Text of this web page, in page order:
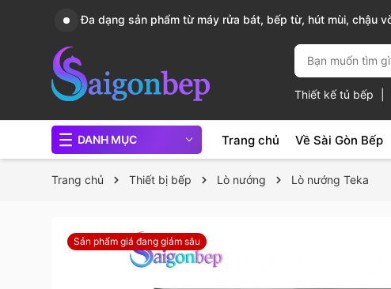
Sài Gòn Bếp chuyên thiết bị bếp, gia dụng bếp cao cấp
Thiết kế tủ bếp
DANH MỤC Trang chủ Về Sài Gòn Bếp
Trang chủ Thiết bị bếp Lò nướng Lò nướng Teka
Sản phẩm giá đang giảm sâu